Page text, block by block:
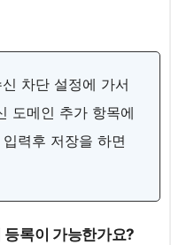
차단 설정에 가서
도메인 추가 항목에
력후 저장을 하면
록이 가능한가요?